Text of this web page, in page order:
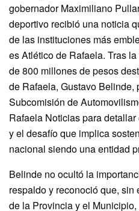
gobernador Maximiliano
deportivo recibió una noticia
de las instituciones más
es Atlético de Rafaela. Tras
de 800 millones de pesos
de Rafaela, Gustavo Belinde,
Subcomisión de
Rafaela Noticias para
y el desafío que implica
nacional siendo una entidad
Belinde no ocultó la
respaldo y reconoció que,
de la Provincia y el